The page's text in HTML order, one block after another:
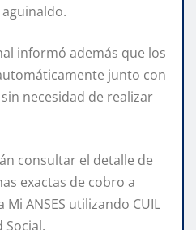
informó además que los
junto con
necesidad de realizar
consultar el detalle de
exactas de cobro a
ANSES utilizando CUIL
Social.